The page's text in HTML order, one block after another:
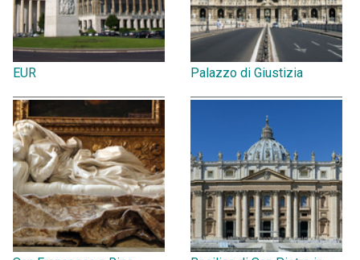
EUR Palazzo di Giustizia